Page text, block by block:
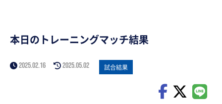
本日のトレーニングマッチ結果
2025.02.16 2025.05.02 試合結果